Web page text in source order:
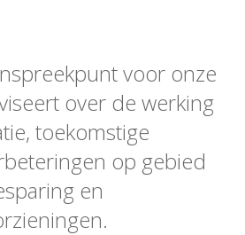
voor onze
over de werking
toekomstige
op gebied
en